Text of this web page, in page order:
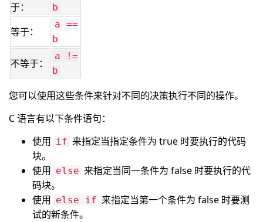
于：
b
等于：
a ==
b
不等于：
a !=
b
您可以使用这些条件来针对不同的决策执行不同的操作。
C 语言有以下条件语句：
使用 if 来指定当指定条件为 true 时要执行的代码
块。
使用 else 来指定当同一条件为 false 时要执行的代
码块。
使用 else if 来指定当第一个条件为 false 时要测
试的新条件。